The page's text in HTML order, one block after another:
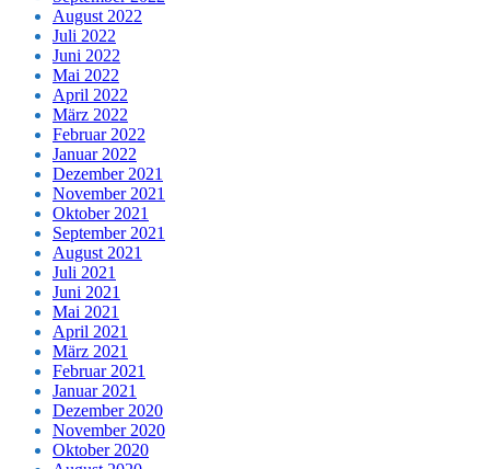
August 2022
Juli 2022
Juni 2022
Mai 2022
April 2022
März 2022
Februar 2022
Januar 2022
Dezember 2021
November 2021
Oktober 2021
September 2021
August 2021
Juli 2021
Juni 2021
Mai 2021
April 2021
März 2021
Februar 2021
Januar 2021
Dezember 2020
November 2020
Oktober 2020